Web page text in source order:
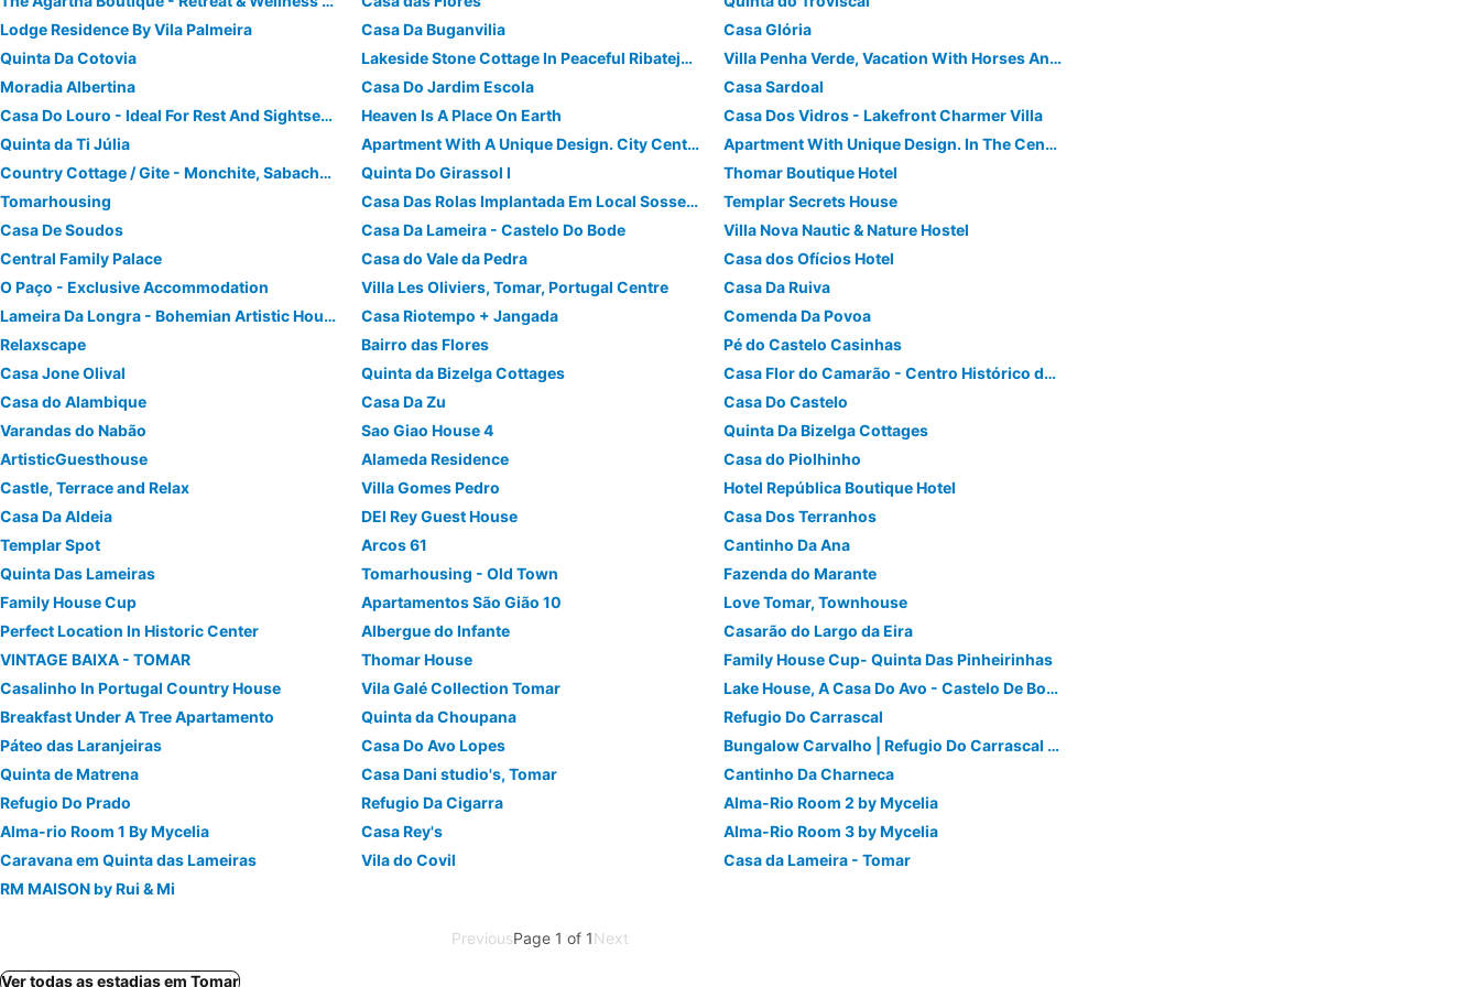
Lodge Residence By Vila Palmeira
Casa Da Buganvilia
Casa Glória
Quinta Da Cotovia
Lakeside Stone Cottage In Peaceful Ribatejan Countryside
Villa Penha Verde, Vacation With Horses And Nautic Sports
Moradia Albertina
Casa Do Jardim Escola
Casa Sardoal
Casa Do Louro - Ideal For Rest And Sightseeing
Heaven Is A Place On Earth
Casa Dos Vidros - Lakefront Charmer Villa
Quinta da Ti Júlia
Apartment With A Unique Design. City Centre. 1 Bedroom.
Apartment With Unique Design. In The Center Of Tomar. 2 Bedrooms.
Country Cottage / Gite - Monchite, Sabacheira
Quinta Do Girassol I
Thomar Boutique Hotel
Tomarhousing
Casa Das Rolas Implantada Em Local Sossegado
Templar Secrets House
Casa De Soudos
Casa Da Lameira - Castelo Do Bode
Villa Nova Nautic & Nature Hostel
Central Family Palace
Casa do Vale da Pedra
Casa dos Ofícios Hotel
O Paço - Exclusive Accommodation
Villa Les Oliviers, Tomar, Portugal Centre
Casa Da Ruiva
Lameira Da Longra - Bohemian Artistic House & CoLiving
Casa Riotempo + Jangada
Comenda Da Povoa
Relaxscape
Bairro das Flores
Pé do Castelo Casinhas
Casa Jone Olival
Quinta da Bizelga Cottages
Casa Flor do Camarão - Centro Histórico de Tomar
Casa do Alambique
Casa Da Zu
Casa Do Castelo
Varandas do Nabão
Sao Giao House 4
Quinta Da Bizelga Cottages
ArtisticGuesthouse
Alameda Residence
Casa do Piolhinho
Castle, Terrace and Relax
Villa Gomes Pedro
Hotel República Boutique Hotel
Casa Da Aldeia
DEl Rey Guest House
Casa Dos Terranhos
Templar Spot
Arcos 61
Cantinho Da Ana
Quinta Das Lameiras
Tomarhousing - Old Town
Fazenda do Marante
Family House Cup
Apartamentos São Gião 10
Love Tomar, Townhouse
Perfect Location In Historic Center
Albergue do Infante
Casarão do Largo da Eira
VINTAGE BAIXA - TOMAR
Thomar House
Family House Cup- Quinta Das Pinheirinhas
Casalinho In Portugal Country House
Vila Galé Collection Tomar
Lake House, A Casa Do Avo - Castelo De Bode
Breakfast Under A Tree Apartamento
Quinta da Choupana
Refugio Do Carrascal
Páteo das Laranjeiras
Casa Do Avo Lopes
Bungalow Carvalho | Refugio Do Carrascal | Tomar, Center Of Portugal
Quinta de Matrena
Casa Dani studio's, Tomar
Cantinho Da Charneca
Refugio Do Prado
Refugio Da Cigarra
Alma-Rio Room 2 by Mycelia
Alma-rio Room 1 By Mycelia
Casa Rey's
Alma-Rio Room 3 by Mycelia
Caravana em Quinta das Lameiras
Vila do Covil
Casa da Lameira - Tomar
RM MAISON by Rui & Mi
PreviousPage 1 of 1Next
Ver todas as estadias em Tomar